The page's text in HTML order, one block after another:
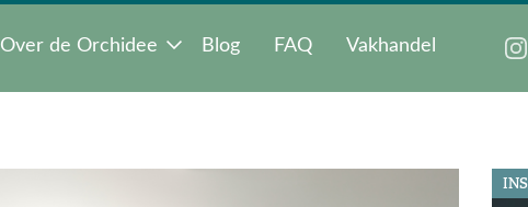
Over de Orchidee Blog FAQ Vakhandel